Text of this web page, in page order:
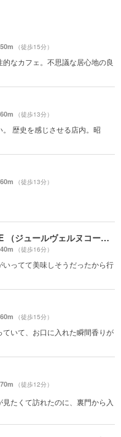
（徒歩15分）
なカフェ。不思議な居心地の良
（徒歩13分）
歴史を感じさせる店内。昭
（徒歩13分）
JULES VERNE COFFEE （ジュールヴェルヌコーヒー）
（徒歩16分）
ってて美味しそうだったから行
（徒歩15分）
いて、お口に入れた瞬間香りが
（徒歩12分）
たくて訪れたのに、裏門から入